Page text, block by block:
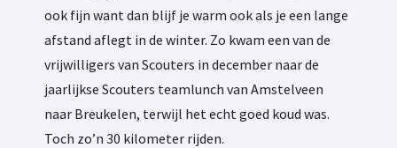
ook fijn want dan blijf je warm ook als je een lange
afstand aflegt in de winter. Zo kwam een van de
vrijwilligers van Scouters in december naar de
jaarlijkse Scouters teamlunch van Amstelveen
naar Breukelen, terwijl het echt goed koud was.
Toch zo’n 30 kilometer rijden.